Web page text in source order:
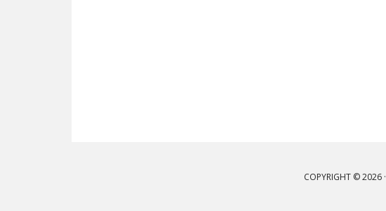
COPYRIGHT © 2026 ·